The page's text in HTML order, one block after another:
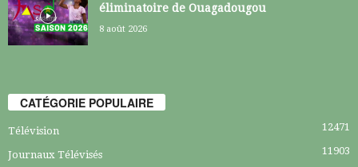
éliminatoire de Ouagadougou
8 août 2026
CATÉGORIE POPULAIRE
Télévision 12471
Journaux Télévisés 11903